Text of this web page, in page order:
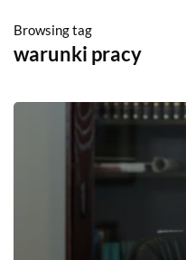
Browsing tag
warunki pracy